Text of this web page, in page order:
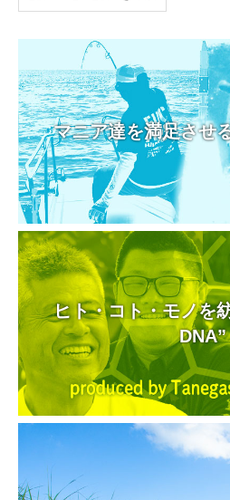
マニア達を満足させ
ヒト・コト・モノを
DNA”